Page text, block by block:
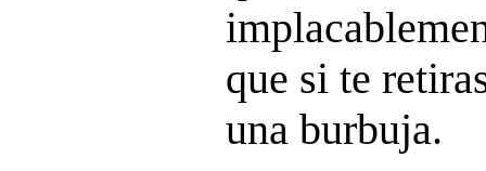
que si te
una burbuja.